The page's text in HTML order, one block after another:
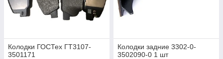
Колодки ГОСТех ГТ3107-
3501171
Колодки задние 3302-0-
3502090-0 1 шт